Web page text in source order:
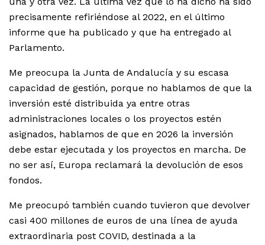
precisamente refiriéndose al 2022, en el último
informe que ha publicado y que ha entregado al
Parlamento.
Me preocupa la Junta de Andalucía y su escasa
capacidad de gestión, porque no hablamos de que la
inversión esté distribuida ya entre otras
administraciones locales o los proyectos estén
asignados, hablamos de que en 2026 la inversión
debe estar ejecutada y los proyectos en marcha. De
no ser así, Europa reclamará la devolución de esos
fondos.
Me preocupó también cuando tuvieron que devolver
casi 400 millones de euros de una línea de ayuda
extraordinaria post COVID, destinada a la